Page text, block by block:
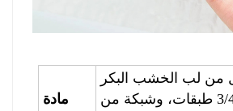
مادة
من لب الخشب البكر
مكون من 3/4 طبقات، وشبكة من